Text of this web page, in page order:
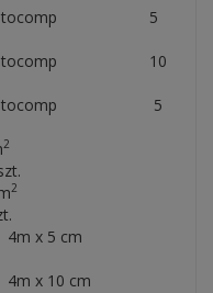
Matocomp 5
Matocomp 10
Matocomp 5
2
2
4m x 5 cm
4m x 10 cm